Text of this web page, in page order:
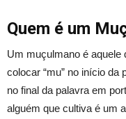
Quem é um
Um muçulmano é aquele
colocar “mu” no início da
no final da palavra em
alguém que cultiva é um